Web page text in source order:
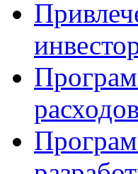
расходов